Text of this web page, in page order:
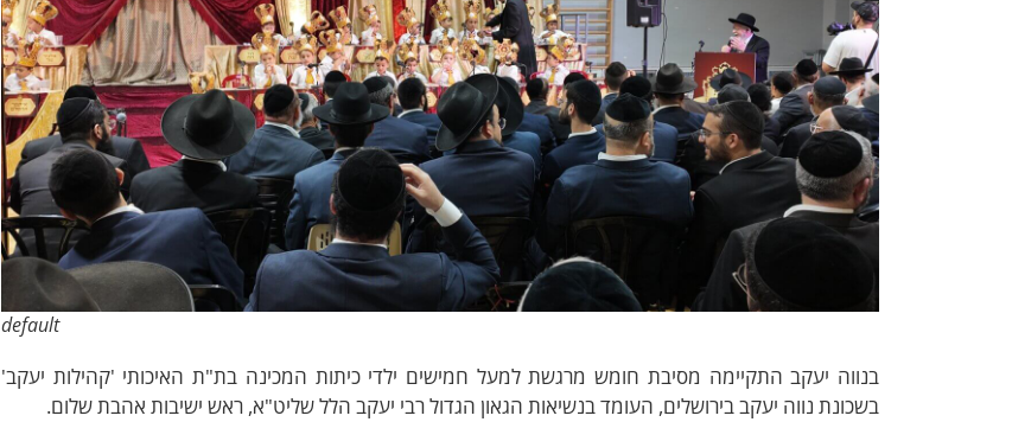
default
בנווה יעקב התקיימה מסיבת חומש מרגשת למעל חמישים ילדי כיתות המכינה בת"ת האיכותי 'קהילות יעקב'
בשכונת נווה יעקב בירושלים, העומד בנשיאות הגאון הגדול רבי יעקב הלל שליט"א, ראש ישיבות אהבת שלום.